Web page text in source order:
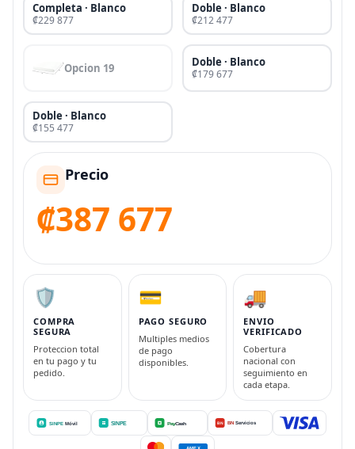
Completa · Blanco
₡229 877
Doble · Blanco
₡212 477
Opcion 19 Doble · Blanco
₡179 677
Doble · Blanco
₡155 477
Precio
₡387 677
🛡️
COMPRA
SEGURA
Proteccion total
en tu pago y tu
pedido.
💳
PAGO SEGURO
Multiples medios
de pago
disponibles.
🚚
ENVIO
VERIFICADO
Cobertura
nacional con
seguimiento en
cada etapa.